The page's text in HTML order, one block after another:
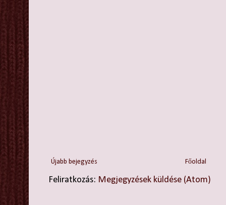
Újabb bejegyzés Főoldal
Feliratkozás: Megjegyzések küldése (Atom)